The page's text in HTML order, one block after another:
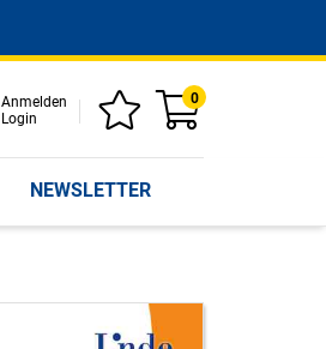
Anmelden
Login
0
NEWSLETTER